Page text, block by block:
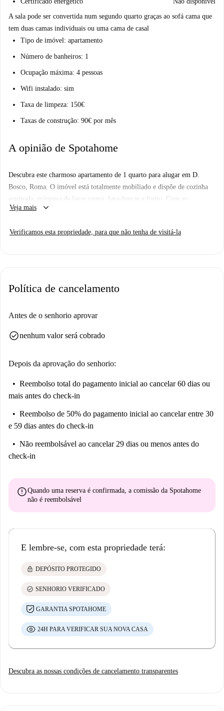
A sala pode ser convertida num segundo quarto graças ao sofá cama que
tem duas camas individuais ou uma cama de casal
Tipo de imóvel: apartamento
Número de banheiros: 1
Ocupação máxima: 4 pessoas
Wifi instalado: sim
Taxa de limpeza: 150€
Taxas de construção: 90€ por mês
A opinião de Spotahome
Descubra este charmoso apartamento de 1 quarto para alugar em D.
Bosco, Roma. O imóvel está totalmente mobiliado e dispõe de cozinha
equipada, máquina de lavar roupa, lava-louças e forno. Com ar-
condicionado individual e aquecimento central, oferece conforto durante
relaxar. É permitido fumar e profissionais são os inquilinos
proximidade com diversas opções gastronômicas, como Cine Pizza, The
Moderno. Você também encontrará a importante atração turística, a Casa
comodidades que este bairro oferece.
Veja mais keyboard_arrow_down
Verificamos esta propriedade, para que não tenha de visitá-la
Política de cancelamento
Antes de o senhorio aprovar
check_circlenenhum valor será cobrado
Depois da aprovação do senhorio:
Reembolso total do pagamento inicial ao cancelar 60 dias ou
mais antes do check-in
Reembolso de 50% do pagamento inicial ao cancelar entre 30
e 59 dias antes do check-in
Não reembolsável ao cancelar 29 dias ou menos antes do
check-in
errorQuando uma reserva é confirmada, a comissão da Spotahome
não é reembolsável
E lembre-se, com esta propriedade terá:
lock DEPÓSITO PROTEGIDO
check_circle SENHORIO VERIFICADO
GARANTIA SPOTAHOME
24H PARA VERIFICAR SUA NOVA CASA
Descubra as nossas condições de cancelamento transparentes